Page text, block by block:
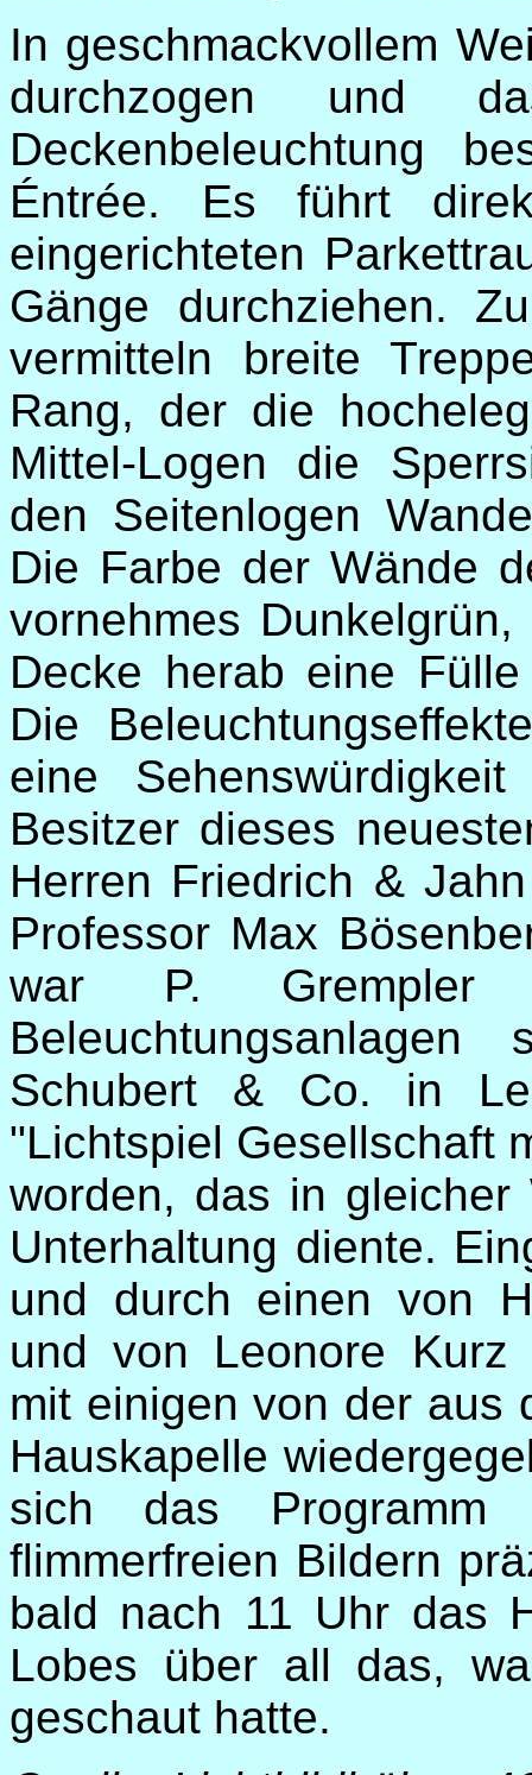
In geschmackvollem
durchzogen und
Deckenbeleuchtung
Éntrée. Es führt
eingerichteten
Gänge durchziehen.
vermitteln breite
Rang, der die
Mittel-Logen die
den Seitenlogen
Die Farbe der Wände
vornehmes
Decke herab eine
Die
eine
Besitzer dieses
Herren Friedrich &
Professor Max
war P.
Schubert & Co. in
"Lichtspiel Gesellschaft
worden, das in
Unterhaltung diente.
und durch einen von
und von Leonore Kurz
mit einigen von der aus
Hauskapelle
sich das Programm
flimmerfreien Bildern
bald nach 11 Uhr das
Lobes über all das,
geschaut hatte.